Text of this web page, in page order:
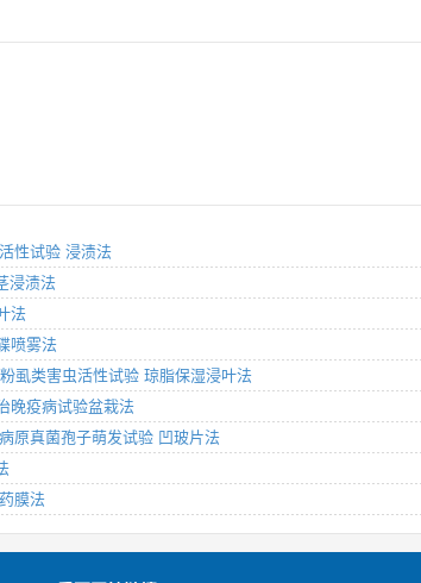
性试验 浸渍法
浸渍法
法
喷雾法
虱类害虫活性试验 琼脂保湿浸叶法
晚疫病试验盆栽法
原真菌孢子萌发试验 凹玻片法
膜法